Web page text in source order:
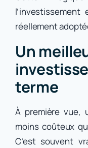
réellement
Un
terme
À première vue,
moins coûteux
C’est souvent